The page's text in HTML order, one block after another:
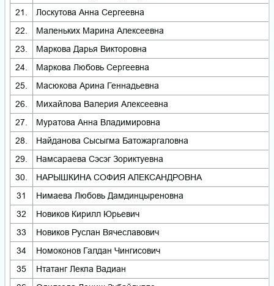
21.
Лоскутова Анна Сергеевна
22.
Маленьких Марина Алексеевна
23.
Маркова Дарья Викторовна
24.
Маркова Любовь Сергеевна
25.
Масюкова Арина Геннадьевна
26.
Михайлова Валерия Алексеевна
27.
Муратова Анна Владимировна
28.
Найданова Сысыгма Батожаргаловна
29.
Намсараева Сэсэг Зориктуевна
30.
НАРЫШКИНА СОФИЯ АЛЕКСАНДРОВНА
31
Нимаева Любовь Дамдинцыреновна
32
Новиков Кирилл Юрьевич
33
Новиков Руслан Вячеславович
34
Номоконов Галдан Чингисович
35
Нтатанг Лекпа Вадиан